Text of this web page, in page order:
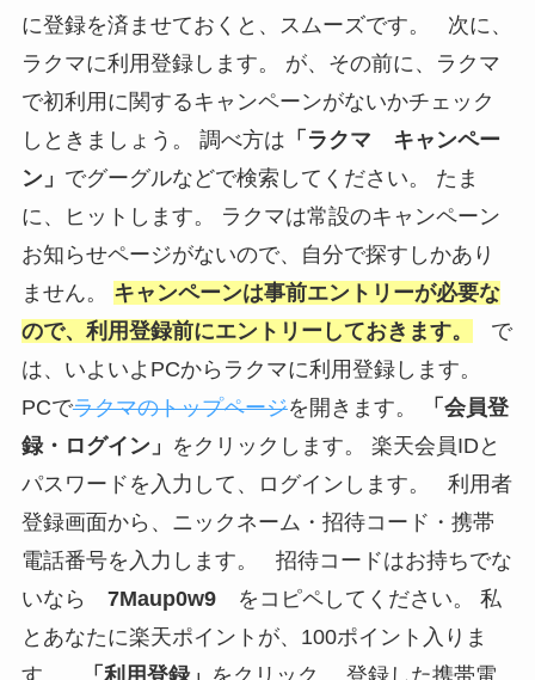
に登録を済ませておくと、スムーズです。 次に、
ラクマに利用登録します。 が、その前に、ラクマ
で初利用に関するキャンペーンがないかチェック
しときましょう。 調べ方は 「ラクマ キャンペー
ン」 でグーグルなどで検索してください。 たま
に、ヒットします。 ラクマは常設のキャンペーン
お知らせページがないので、自分で探すしかあり
ません。 キャンペーンは事前エントリーが必要な
ので、利用登録前にエントリーしておきます。
で
は、いよいよPCからラクマに利用登録します。
PCでラクマのトップページを開きます。
「会員登
録・ログイン」 をクリックします。 楽天会員IDと
パスワードを入力して、ログインします。 利用者
登録画面から、ニックネーム・招待コード・携帯
電話番号を入力します。 招待コードはお持ちでな
いなら 7Maup0w9をコピペしてください。 私
とあなたに楽天ポイントが、100ポイント入りま
す。
「利用登録」 をクリック。 登録した携帯電